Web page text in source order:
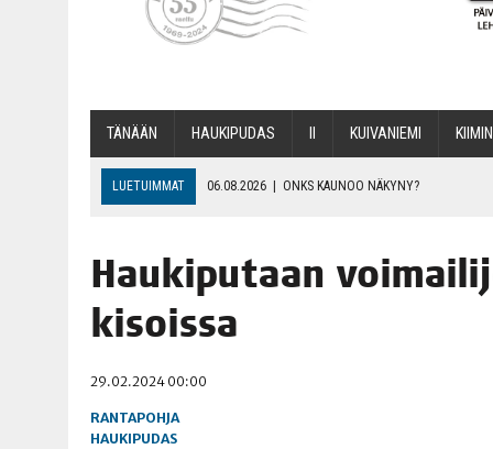
TÄNÄÄN HAU­KI­PU­DAS KUI­VA­NIE­MI
LUETUIMMAT 06.08.2026 | ONKS KAU­NOO NÄKYNY?
06.08.2026 OPIN­TOI­HIN KAN­SA­LAIS­OPIS­TOS­SA VOI SAA­DA
TOI­VEI­DEN KOTI IISTÄ!
06.08.2026 | KII­MIN­KI­PÄI­VÄT JÄR­JES­TE­TÄÄN PERIN­TEI­TÄ
Hau­ki­pu­taan
kisoissa
29.02.2024 00:00
RANTAPOHJA
HAUKIPUDAS